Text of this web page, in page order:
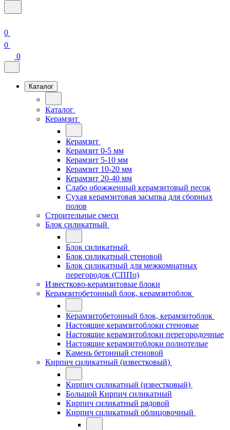
0
0
0
Каталог
Каталог
Керамзит
Керамзит
Керамзит 0-5 мм
Керамзит 5-10 мм
Керамзит 10-20 мм
Керамзит 20-40 мм
Слабо обожженный керамзитовый песок
Сухая керамзитовая засыпка для сборных
полов
Строительные смеси
Блок силикатный
Блок силикатный
Блок силикатный стеновой
Блок силикатный для межкомнатных
перегородок (СППо)
Известково-керамзитовые блоки
Керамзитобетонный блок, керамзитоблок
Керамзитобетонный блок, керамзитоблок
Настоящие керамзитоблоки стеновые
Настоящие керамзитоблоки перегородочные
Настоящие керамзитоблоки полнотелые
Камень бетонный стеновой
Кирпич силикатный (известковый)
Кирпич силикатный (известковый)
Большой Кирпич силикатный
Кирпич силикатный рядовой
Кирпич силикатный облицовочный